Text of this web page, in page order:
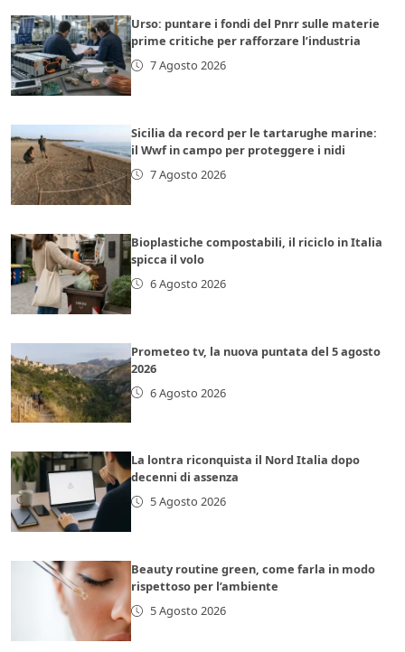
Urso: puntare i fondi del Pnrr sulle materie
prime critiche per rafforzare l’industria
7 Agosto 2026
Sicilia da record per le tartarughe marine:
il Wwf in campo per proteggere i nidi
7 Agosto 2026
Bioplastiche compostabili, il riciclo in Italia
spicca il volo
6 Agosto 2026
Prometeo tv, la nuova puntata del 5 agosto
2026
6 Agosto 2026
La lontra riconquista il Nord Italia dopo
decenni di assenza
5 Agosto 2026
Beauty routine green, come farla in modo
rispettoso per l’ambiente
5 Agosto 2026